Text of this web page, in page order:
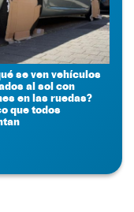
se ven vehículos
al sol con
en las ruedas?
que todos